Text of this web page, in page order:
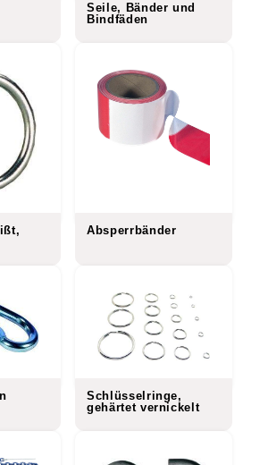
Seile, Bänder und
Bindfäden
Absperrbänder
Schlüsselringe,
gehärtet vernickelt